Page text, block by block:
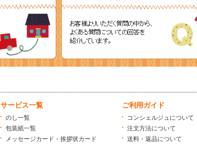
サービス一覧
のし一覧
包装紙一覧
メッセージカード・挨拶状カード
ご利用ガイド
コンシェルジュについて
注文方法について
送料・返品について